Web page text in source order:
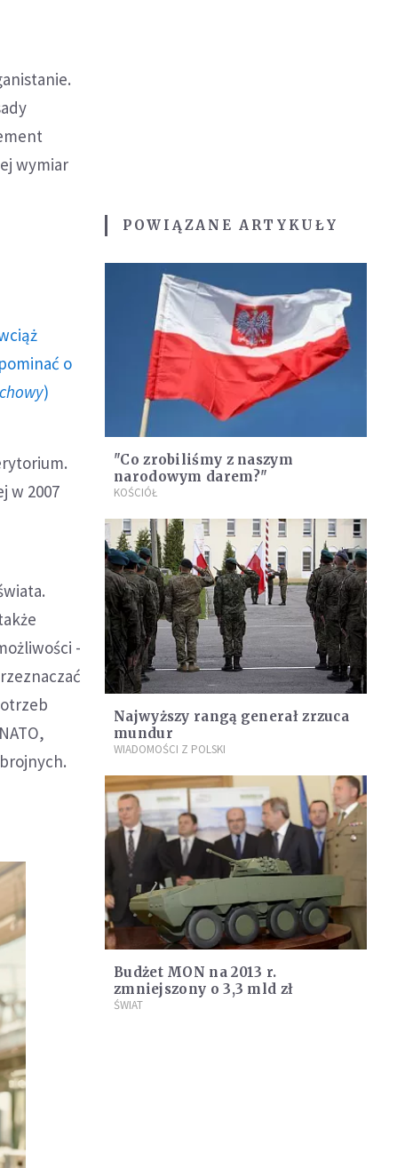
wymiar
o
)
w 2007
-
POWIĄZANE ARTYKUŁY
"Co zrobiliśmy z naszym
narodowym darem?"
KOŚCIÓŁ
Najwyższy rangą generał zrzuca
mundur
WIADOMOŚCI Z POLSKI
Budżet MON na 2013 r.
zmniejszony o 3,3 mld zł
ŚWIAT